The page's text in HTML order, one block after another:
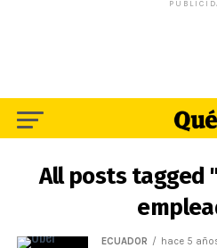
All posts tagged
ECUADOR hace 5